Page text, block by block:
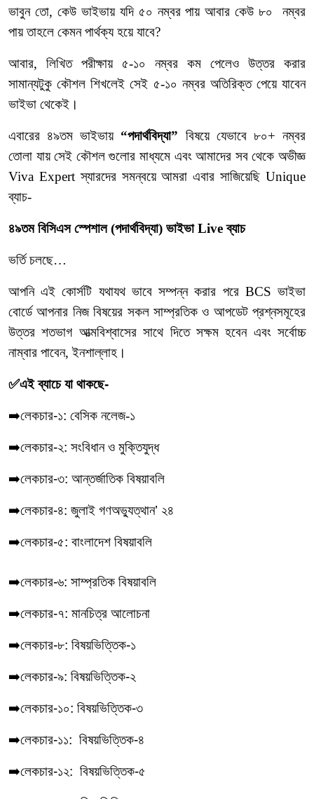
ভাবুন তো, কেউ ভাইভায় যদি ৫০ নম্বর পায় আবার কেউ ৮০ নম্বর
পায় তাহলে কেমন পার্থক্য হয়ে যাবে?
আবার, লিখিত পরীক্ষায় ৫-১০ নম্বর কম পেলেও উত্তর করার
সামান্যটুকু কৌশল শিখলেই সেই ৫-১০ নম্বর অতিরিক্ত পেয়ে যাবেন
ভাইভা থেকেই।
এবারের ৪৯তম ভাইভায় “পদার্থবিদ্যা” বিষয়ে যেভাবে ৮০+ নম্বর
তোলা যায় সেই কৌশল গুলোর মাধ্যমে এবং আমাদের সব থেকে অভীজ্ঞ
Viva Expert স্যারদের সমন্বয়ে আমরা এবার সাজিয়েছি Unique
ব্যাচ-
৪৯তম বিসিএস স্পেশাল (পদার্থবিদ্যা) ভাইভা Live ব্যাচ
ভর্তি চলছে…
আপনি এই কোর্সটি যথাযথ ভাবে সম্পন্ন করার পরে BCS ভাইভা
বোর্ডে আপনার নিজ বিষয়ের সকল সাম্প্রতিক ও আপডেট প্রশ্নসমূহের
উত্তর শতভাগ আত্মবিশ্বাসের সাথে দিতে সক্ষম হবেন এবং সর্বোচ্চ
নাম্বার পাবেন, ইনশাল্লাহ।
✅এই ব্যাচে যা থাকছে-
➡️লেকচার-১: বেসিক নলেজ-১
➡️লেকচার-২: সংবিধান ও ‍মুক্তিযুদ্ধ
➡️লেকচার-৩: আন্তর্জাতিক বিষয়াবলি
➡️লেকচার-৪: জুলাই গণঅভ্যুত্থান’ ২৪
➡️লেকচার-৫: বাংলাদেশ বিষয়াবলি
➡️লেকচার-৬: সাম্প্রতিক বিষয়াবলি
➡️লেকচার-৭: মানচিত্র আলোচনা
➡️লেকচার-৮: বিষয়ভিত্তিক-১
➡️লেকচার-৯: বিষয়ভিত্তিক-২
➡️লেকচার-১০: বিষয়ভিত্তিক-৩
➡️লেকচার-১১: বিষয়ভিত্তিক-৪
➡️লেকচার-১২: বিষয়ভিত্তিক-৫